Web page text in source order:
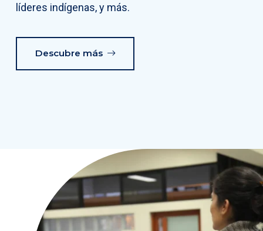
líderes indígenas, y más.
Descubre más